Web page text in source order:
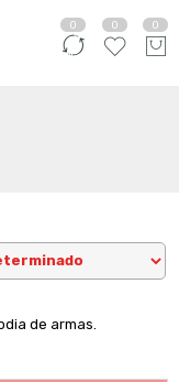
0 0 0
de armas.